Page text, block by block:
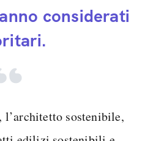
considerati
l’architetto sostenibile,